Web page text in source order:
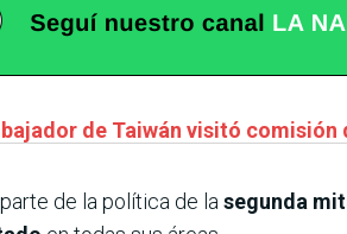
de Taiwán visitó comisión
de la política de la segunda